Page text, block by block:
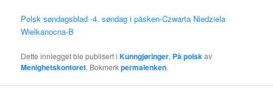
Polsk søndagsblad -4. søndag i påsken-Czwarta Niedziela
Wielkanocna-B
Dette innlegget ble publisert iKunngjøringer, På polskav
Menighetskontoret. Bokmerkpermalenken.